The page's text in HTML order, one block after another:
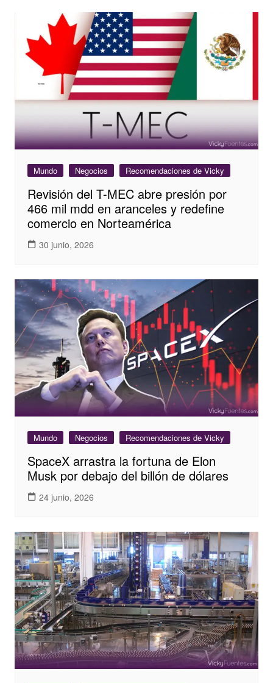
Mundo Negocios Recomendaciones de Vicky
Revisión del T-MEC abre presión por
466 mil mdd en aranceles y redefine
comercio en Norteamérica
30 junio, 2026
Mundo Negocios Recomendaciones de Vicky
SpaceX arrastra la fortuna de Elon
Musk por debajo del billón de dólares
24 junio, 2026